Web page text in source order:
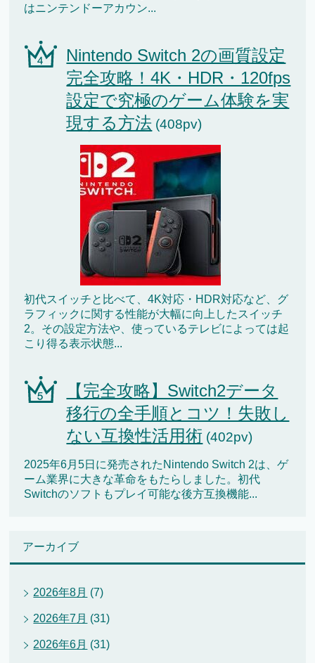
はニンテンドーアカウン...
Nintendo Switch 2の画質設定
完全攻略！4K・HDR・120fps
設定で究極のゲーム体験を実
現する方法 (408pv)
初代スイッチと比べて、4K対応・HDR対応など、グ
ラフィックに関する性能が大幅に向上したスイッチ
2。その設定方法や、使っているテレビによっては起
こり得る表示状態...
【完全攻略】Switch2データ
移行の全手順とコツ！失敗し
ない互換性活用術 (402pv)
2025年6月5日に発売されたNintendo Switch 2は、ゲ
ーム業界に大きな革命をもたらしました。初代
Switchのソフトもプレイ可能な後方互換機能...
アーカイブ
2026年8月 (7)
2026年7月 (31)
2026年6月 (31)